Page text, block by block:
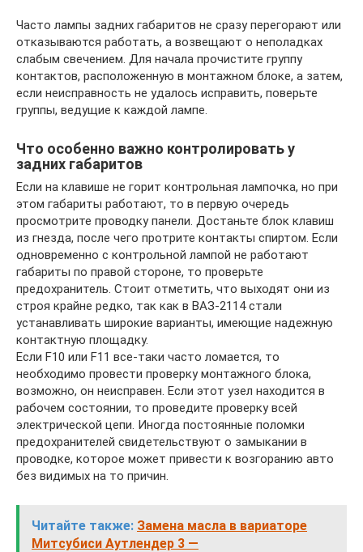
Часто лампы задних габаритов не сразу перегорают или
отказываются работать, а возвещают о неполадках
слабым свечением. Для начала прочистите группу
контактов, расположенную в монтажном блоке, а затем,
если неисправность не удалось исправить, поверьте
группы, ведущие к каждой лампе.
Что особенно важно контролировать у
задних габаритов
Если на клавише не горит контрольная лампочка, но при
этом габариты работают, то в первую очередь
просмотрите проводку панели. Достаньте блок клавиш
из гнезда, после чего протрите контакты спиртом. Если
одновременно с контрольной лампой не работают
габариты по правой стороне, то проверьте
предохранитель. Стоит отметить, что выходят они из
строя крайне редко, так как в ВАЗ-2114 стали
устанавливать широкие варианты, имеющие надежную
контактную площадку.
Если F10 или F11 все-таки часто ломается, то
необходимо провести проверку монтажного блока,
возможно, он неисправен. Если этот узел находится в
рабочем состоянии, то проведите проверку всей
электрической цепи. Иногда постоянные поломки
предохранителей свидетельствуют о замыкании в
проводке, которое может привести к возгоранию авто
без видимых на то причин.
Читайте также: Замена масла в вариаторе
Митсубиси Аутлендер 3 —